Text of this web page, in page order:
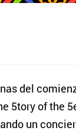
del
5tory of the
un